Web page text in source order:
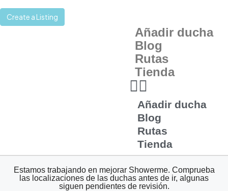
Create a Listing
Añadir ducha
Blog
Rutas
Tienda
Añadir ducha
Blog
Rutas
Tienda
Estamos trabajando en mejorar Showerme. Comprueba
las localizaciones de las duchas antes de ir, algunas
siguen pendientes de revisión.